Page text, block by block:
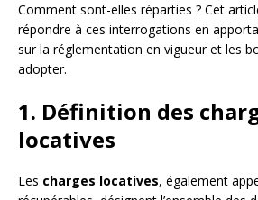
Comment sont-elles réparties ? Cet
répondre à ces interrogations en
sur la réglementation en vigueur et les
adopter.
1. Définition des
locatives
Les charges locatives, également